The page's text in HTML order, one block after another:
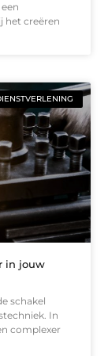
het creëren
in jouw
schakel
In
complexer